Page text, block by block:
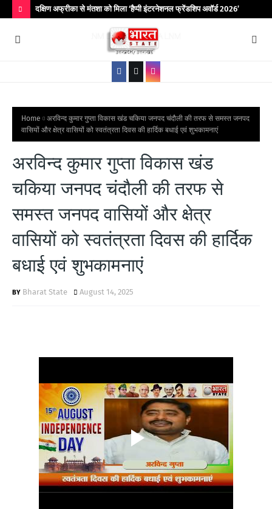
O
दक्षिण अफ्रीका से मंतशा को मिला ‘हैप्पी इंटरनेशनल फ्रेंडशिप अवॉर्ड 2026’
Home
अरविन्द कुमार गुप्ता विकास खंड चकिया जनपद चंदौली की तरफ से समस्त जनपद
वासियों और क्षेत्र वासियों को स्वतंत्रता दिवस की हार्दिक बधाई एवं शुभकामनाएं
अरविन्द कुमार गुप्ता विकास खंड
चकिया जनपद चंदौली की तरफ से
समस्त जनपद वासियों और क्षेत्र
वासियों को स्वतंत्रता दिवस की हार्दिक
बधाई एवं शुभकामनाएं
Bharat State August 14, 2025